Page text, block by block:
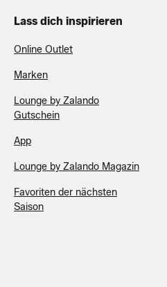
Lass dich inspirieren
Online Outlet
Marken
Lounge by Zalando
Gutschein
App
Lounge by Zalando Magazin
Favoriten der nächsten
Saison